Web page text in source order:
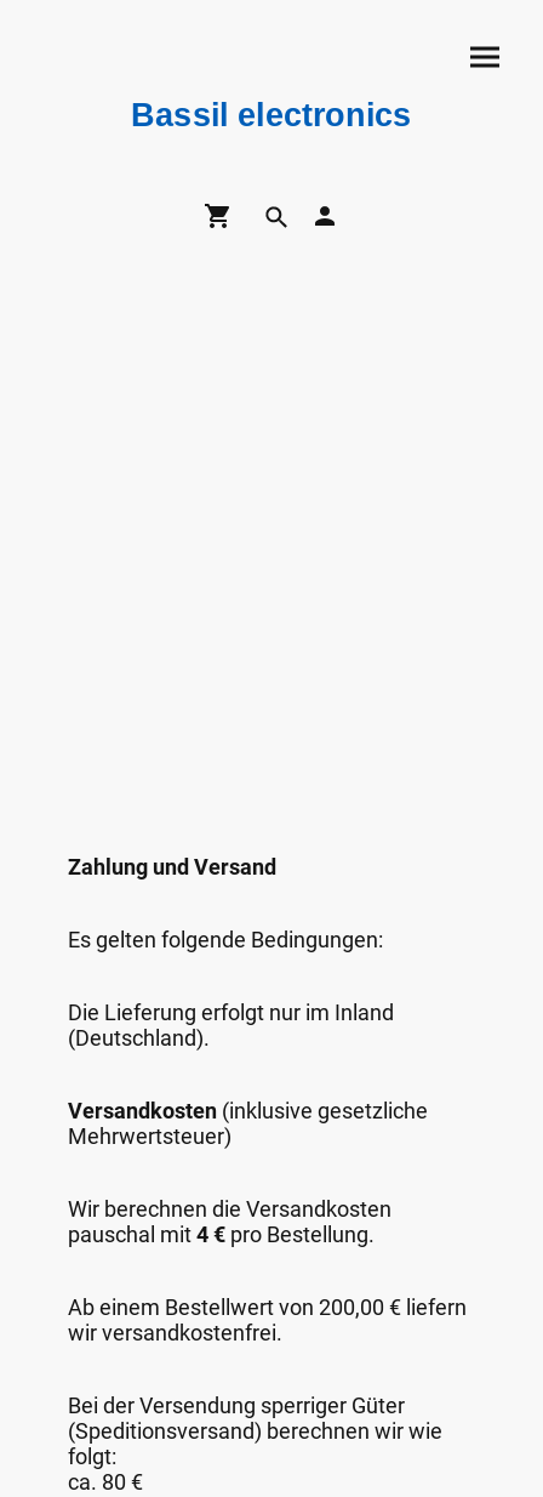
Bassil electronics
Zahlung und Versand
Es gelten folgende Bedingungen:
Die Lieferung erfolgt nur im Inland
(Deutschland).
Versandkosten (inklusive gesetzliche
Mehrwertsteuer)
Wir berechnen die Versandkosten
pauschal mit4 € pro Bestellung.
Ab einem Bestellwert von 200,00 € liefern
wir versandkostenfrei.
Bei der Versendung sperriger Güter
(Speditionsversand) berechnen wir wie
folgt:
ca. 80 €